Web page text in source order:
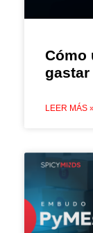
Cómo
gastar
LEER MÁS